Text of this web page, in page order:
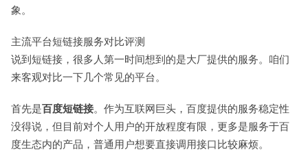
象。
主流平台短链接服务对比评测
说到短链接，很多人第一时间想到的是大厂提供的服务。咱们
来客观对比一下几个常见的平台。
首先是百度短链接。作为互联网巨头，百度提供的服务稳定性
没得说，但目前对个人用户的开放程度有限，更多是服务于百
度生态内的产品，普通用户想要直接调用接口比较麻烦。